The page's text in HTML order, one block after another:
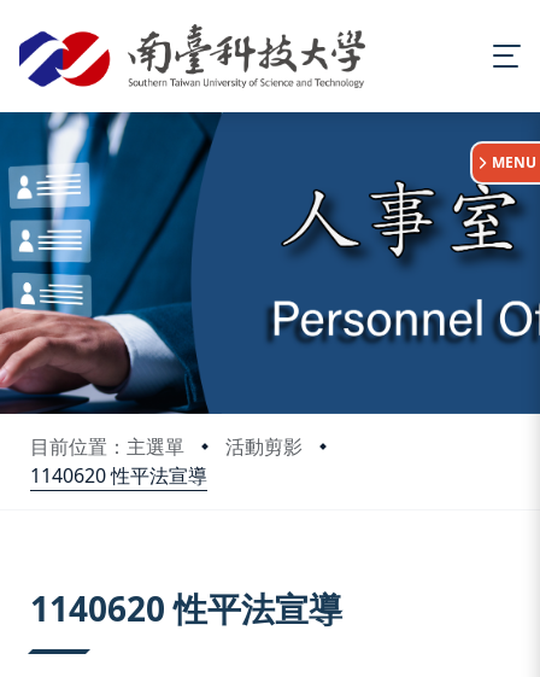
目前位置：主選單
活動剪影
1140620 性平法宣導
:::
MENU
1140620 性平法宣導